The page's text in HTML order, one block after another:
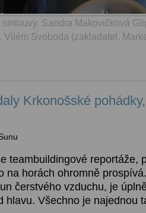
Sandra Makovičková
Vilém Svoboda (zakladatel,
Krkonošské
teambuildingové reportáže,
na horách ohromně
čerstvého vzduchu, je
hlavu. Všechno je najednou